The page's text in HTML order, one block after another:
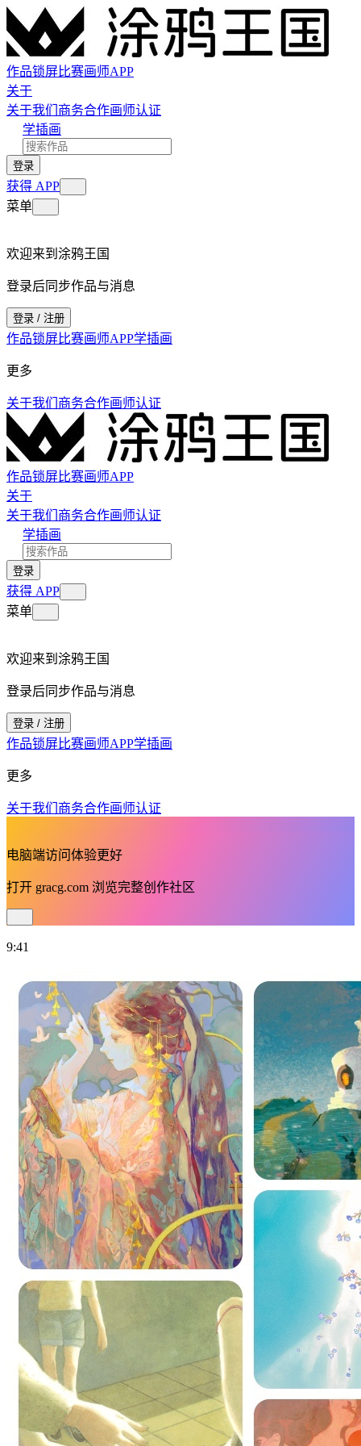
作品锁屏比赛画师APP
关于
关于我们 商务合作画师认证
学插画
登录
获得 APP
菜单
欢迎来到涂鸦王国
登录后同步作品与消息
登录 / 注册
作品锁屏比赛画师APP学插画
更多
关于我们 商务合作画师认证
作品锁屏比赛画师APP
关于
关于我们 商务合作画师认证
学插画
登录
获得 APP
菜单
欢迎来到涂鸦王国
登录后同步作品与消息
登录 / 注册
作品锁屏比赛画师APP学插画
更多
关于我们 商务合作画师认证
电脑端访问体验更好
打开 gracg.com 浏览完整创作社区
9:41